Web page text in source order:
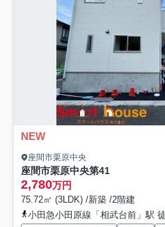
NEW
座間市栗原中央
座間市栗原中央第41
2,780万円
75.72㎡ (3LDK) /新築 /2階建
小田急小田原線「相武台前」駅